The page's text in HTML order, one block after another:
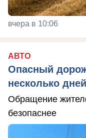
вчера в 10:06
АВТО
Опасный
несколько дней
Обращение
безопаснее